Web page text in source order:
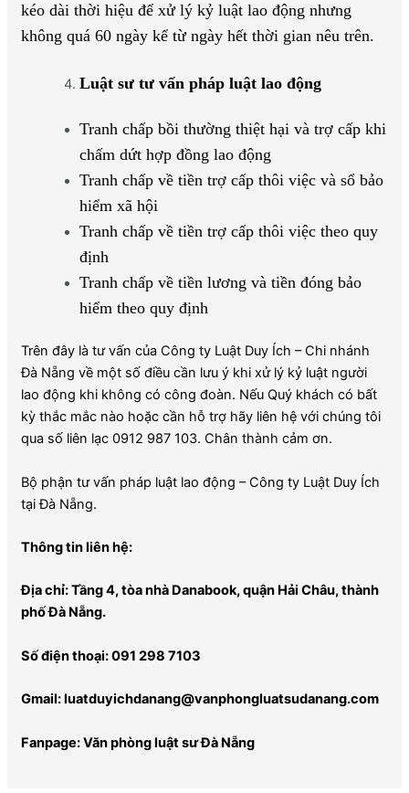
kéo dài thời hiệu để xử lý kỷ luật lao động nhưng
không quá 60 ngày kể từ ngày hết thời gian nêu trên.
Luật sư tư vấn pháp luật lao động
Tranh chấp bồi thường thiệt hại và trợ cấp khi
chấm dứt hợp đồng lao động
Tranh chấp về tiền trợ cấp thôi việc và sổ bảo
hiểm xã hội
Tranh chấp về tiền trợ cấp thôi việc theo quy
định
Tranh chấp về tiền lương và tiền đóng bảo
hiểm theo quy định
Trên đây là tư vấn của Công ty Luật Duy Ích – Chi nhánh
Đà Nẵng về một số điều cần lưu ý khi xử lý kỷ luật người
lao động khi không có công đoàn. Nếu Quý khách có bất
kỳ thắc mắc nào hoặc cần hỗ trợ hãy liên hệ với chúng tôi
qua số liên lạc 0912 987 103. Chân thành cảm ơn.
Bộ phận tư vấn pháp luật lao động – Công ty Luật Duy Ích
tại Đà Nẵng.
Thông tin liên hệ:
Địa chỉ:Tầng 4, tòa nhà Danabook, quận Hải Châu, thành
phố Đà Nẵng.
Số điện thoại: 091 298 7103
Gmail:luatduyichdanang@vanphongluatsudanang.com
Fanpage:Văn phòng luật sư Đà Nẵng